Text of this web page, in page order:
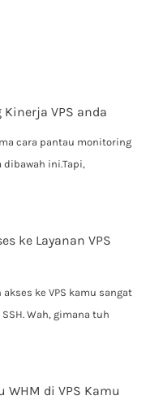
VPS anda
cara pantau monitoring
ini.Tapi,
ke Layanan VPS
ke VPS kamu sangat
Wah, gimana tuh
di VPS Kamu